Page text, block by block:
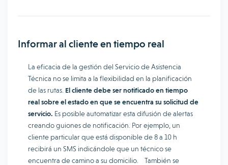
Informar al cliente en tiempo real
La eficacia de la gestión del Servicio de Asistencia
Técnica no se limita a la flexibilidad en la planificación
de las rutas. El cliente debe ser notificado en tiempo
real sobre el estado en que se encuentra su solicitud de
servicio. Es posible automatizar esta difusión de alertas
creando guiones de notificación. Por ejemplo, un
cliente particular que está disponible de 8 a 10 h
recibirá un SMS indicándole que un técnico se
encuentra de camino a su domicilio. También se